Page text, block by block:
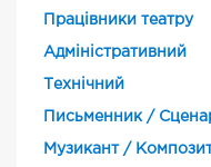
Працівники театру
Адміністративний
Технічний
Письменник /
Музикант /